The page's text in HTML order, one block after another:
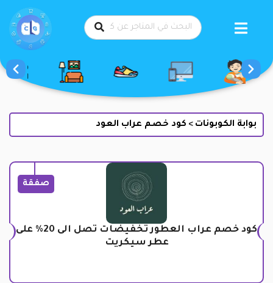
بوابة الكوبونات > كود خصم عراب العود
صفقة
كود خصم عراب العطور تخفيضات تصل الى 20% على
عطر سيكريت